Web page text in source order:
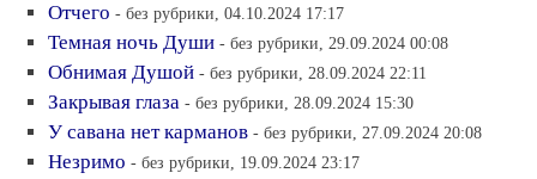
Отчего - без рубрики, 04.10.2024 17:17
Темная ночь Души - без рубрики, 29.09.2024 00:08
Обнимая Душой - без рубрики, 28.09.2024 22:11
Закрывая глаза - без рубрики, 28.09.2024 15:30
У савана нет карманов - без рубрики, 27.09.2024 20:08
Незримо - без рубрики, 19.09.2024 23:17